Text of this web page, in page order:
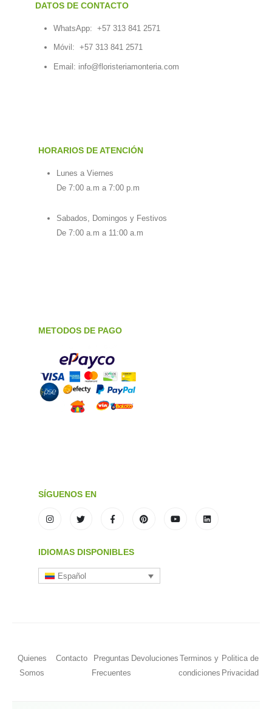
DATOS DE CONTACTO
WhatsApp: +57 313 841 2571
Móvil: +57 313 841 2571
Email: info@floristeriamonteria.com
HORARIOS DE ATENCIÓN
Lunes a Viernes
De 7:00 a.m a 7:00 p.m
Sabados, Domingos y Festivos
De 7:00 a.m a 11:00 a.m
METODOS DE PAGO
SÍGUENOS EN
IDIOMAS DISPONIBLES
Español
Quienes
Somos
Contacto
Preguntas
Frecuentes
Devoluciones Terminos y
condiciones
Politica de
Privacidad